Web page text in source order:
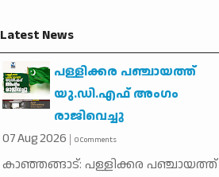
Latest News
പള്ളിക്കര പഞ്ചായത്ത്
യു.ഡി.എഫ് അംഗം
രാജിവെച്ചു
07Aug2026 0 Comments
കാഞ്ഞങ്ങാട്: പള്ളിക്കര പഞ്ചായത്ത്